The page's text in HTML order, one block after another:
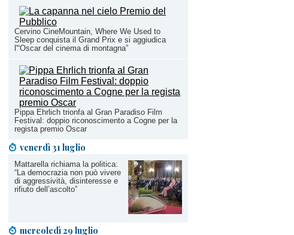
Cervino CineMountain, Where We Used to
Sleep conquista il Grand Prix e si aggiudica
l'“Oscar del cinema di montagna”
Pippa Ehrlich trionfa al Gran Paradiso Film
Festival: doppio riconoscimento a Cogne per la
regista premio Oscar
venerdì 31 luglio
Mattarella richiama la politica:
“La democrazia non può vivere
di aggressività, disinteresse e
rifiuto dell’ascolto”
mercoledì 29 luglio